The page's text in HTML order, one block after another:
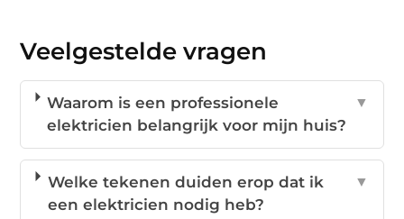
Veelgestelde vragen
Waarom is een professionele
elektricien belangrijk voor mijn huis?
▼
Welke tekenen duiden erop dat ik
een elektricien nodig heb?
▼